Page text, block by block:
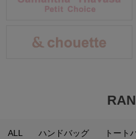
ALL ハンドバッグ トート